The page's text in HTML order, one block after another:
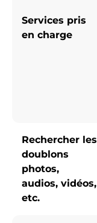
Services pris
en charge
Rechercher les
doublons
photos,
audios, vidéos,
etc.